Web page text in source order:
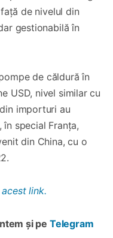
de nivelul din
gestionabilă în
de căldură în
USD, nivel similar cu
importuri au
în special Franța,
din China, cu o
acest link.
și pe Telegram